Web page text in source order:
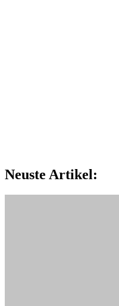
Neuste Artikel: